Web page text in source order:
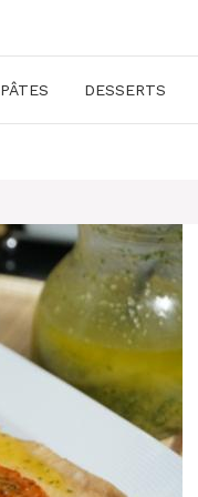
PÂTES DESSERTS